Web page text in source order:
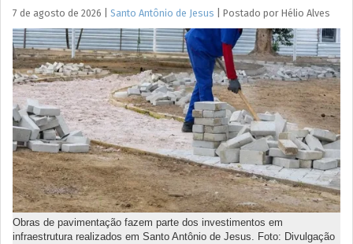
7 de agosto de 2026 Santo Antônio de Jesus Postado por Hélio Alves
Obras de pavimentação fazem parte dos investimentos em
infraestrutura realizados em Santo Antônio de Jesus. Foto: Divulgação